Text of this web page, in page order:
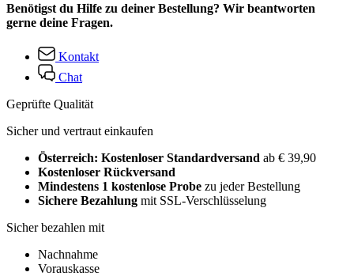
Benötigst du Hilfe zu deiner Bestellung? Wir beantworten
gerne deine Fragen.
Kontakt
Chat
Geprüfte Qualität
Sicher und vertraut einkaufen
Österreich: Kostenloser Standardversand ab € 39,90
Kostenloser Rückversand
Mindestens 1 kostenlose Probe zu jeder Bestellung
Sichere Bezahlung mit SSL-Verschlüsselung
Sicher bezahlen mit
Nachnahme
Vorauskasse